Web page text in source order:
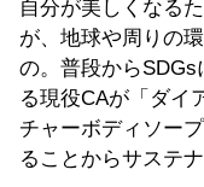
自分が美しくなる
が、地球や周りの
の。普段から
る現役CAが「ダイ
チャーボディソー
ることからサステ